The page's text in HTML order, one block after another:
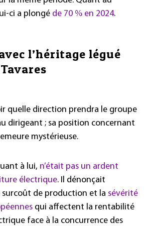
ci a plongé de 70 % en 2024.
l’héritage légué
quelle direction prendra le groupe
dirigeant ; sa position concernant
mystérieuse.
à lui, n’était pas un ardent
électrique. Il dénonçait
de production et la sévérité
qui affectent la rentabilité
face à la concurrence des